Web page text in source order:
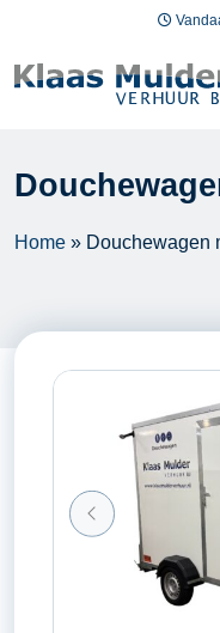
Home » Douchewagen